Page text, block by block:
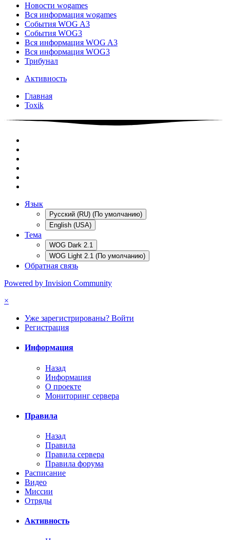
Новости wogames
Вся информация wogames
События WOG A3
События WOG3
Вся информация WOG A3
Вся информация WOG3
Трибунал
Активность
Главная
Toxik
Язык
Русский (RU) (По умолчанию)
English (USA)
Тема
WOG Dark 2.1
WOG Light 2.1 (По умолчанию)
Обратная связь
Powered by Invision Community
×
Уже зарегистрированы? Войти
Регистрация
Информация
Назад
Информация
О проекте
Мониторинг сервера
Правила
Назад
Правила
Правила сервера
Правила форума
Расписание
Видео
Миссии
Отряды
Активность